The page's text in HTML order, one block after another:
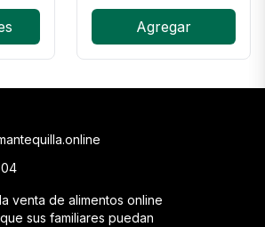
Agregar
venta de alimentos online
sus familiares puedan